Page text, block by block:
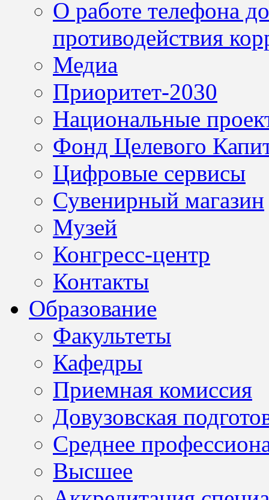
О работе телефона
противодействия
Медиа
Приоритет-2030
Национальные
Фонд Целевого
Цифровые сервисы
Сувенирный магазин
Музей
Конгресс-центр
Контакты
Образование
Факультеты
Кафедры
Приемная комиссия
Довузовская
Среднее
Высшее